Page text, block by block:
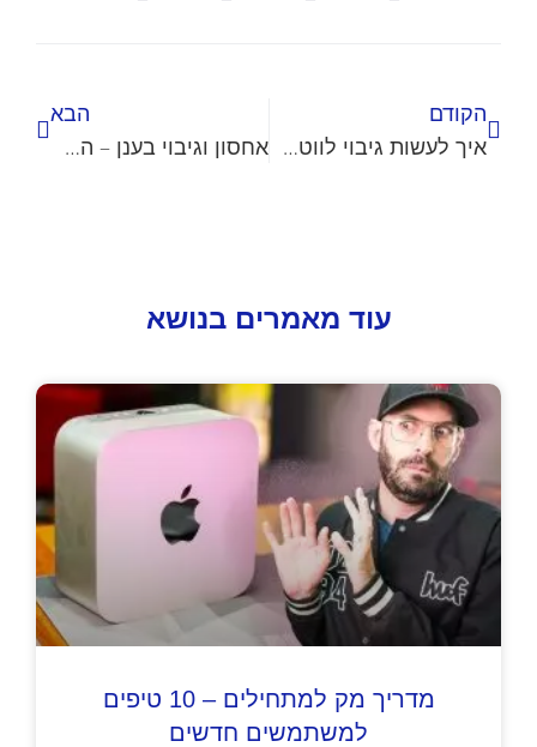
הקודם
איך לעשות גיבוי לווטסאפ
הבא
אחסון וגיבוי בענן – השוואה בין השרותים הפופולריים
עוד מאמרים בנושא
מדריך מק למתחילים – 10 טיפים
למשתמשים חדשים